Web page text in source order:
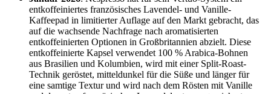
entkoffeiniertes französisches Lavendel- und Vanille-
Kaffeepad in limitierter Auflage auf den Markt gebracht, das
auf die wachsende Nachfrage nach aromatisierten
entkoffeinierten Optionen in Großbritannien abzielt. Diese
entkoffeinierte Kapsel verwendet 100 % Arabica-Bohnen
aus Brasilien und Kolumbien, wird mit einer Split-Roast-
Technik geröstet, mitteldunkel für die Süße und länger für
eine samtige Textur und wird nach dem Rösten mit Vanille